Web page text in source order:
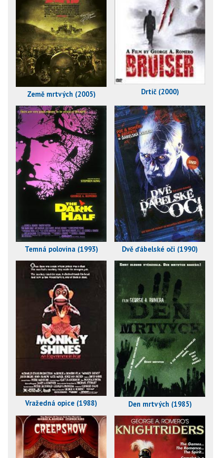
Země mrtvých (2005) Drtič (2000)
Temná polovina (1993) Dvě ďábelské oči (1990)
Vražedná opice (1988) Den mrtvých (1985)